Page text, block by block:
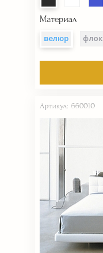
Материал
велюр
флок
Артикул: 660010